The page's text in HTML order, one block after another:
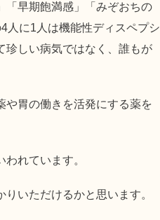
「早期飽満感」「みぞおちの
人に1人は機能性ディスペプシ
珍しい病気ではなく、誰もが
や胃の働きを活発にする薬を
れています。
いただけるかと思います。